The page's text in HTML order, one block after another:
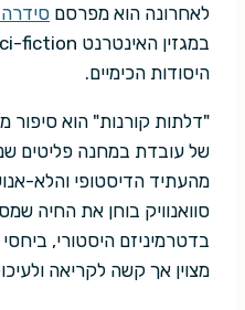
לאחרונה הוא מפרסם
היסודות הכימיים.
"דלתות קורנות" הוא
של עובדת במחנה פליטים
מהעתיד הדיסטופי והלא-
סוואנוויק בוחן את החיה
בדטרמיניזם היסטורי, ביחסי
מצוין אך קשה לקריאה